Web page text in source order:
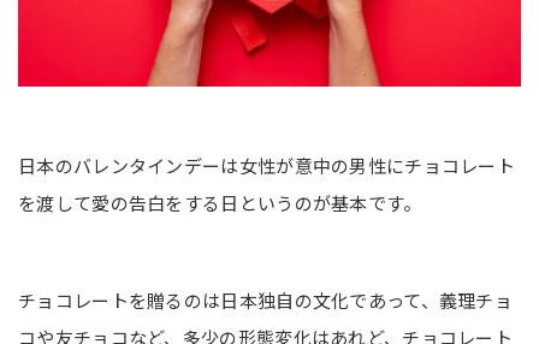
日本のバレンタインデーは女性が意中の男性にチョコレート
を渡して愛の告白をする日というのが基本です。
チョコレートを贈るのは日本独自の文化であって、義理チョ
コや友チョコなど、多少の形態変化はあれど、チョコレート